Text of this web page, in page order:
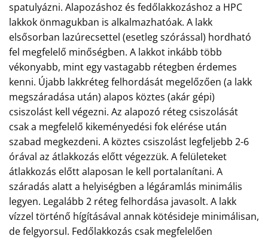
spatulyázni. Alapozáshoz és fedőlakkozáshoz a HPC
lakkok önmagukban is alkalmazhatóak. A lakk
elsősorban lazúrecsettel (esetleg szórással) hordható
fel megfelelő minőségben. A lakkot inkább több
vékonyabb, mint egy vastagabb rétegben érdemes
kenni. Újabb lakkréteg felhordását megelőzően (a lakk
megszáradása után) alapos köztes (akár gépi)
csiszolást kell végezni. Az alapozó réteg csiszolását
csak a megfelelő kikeményedési fok elérése után
szabad megkezdeni. A köztes csiszolást legfeljebb 2-6
órával az átlakkozás előtt végezzük. A felületeket
átlakkozás előtt alaposan le kell portalanítani. A
száradás alatt a helyiségben a légáramlás minimális
legyen. Legalább 2 réteg felhordása javasolt. A lakk
vízzel történő hígításával annak kötésideje minimálisan,
de felgyorsul. Fedőlakkozás csak megfelelően